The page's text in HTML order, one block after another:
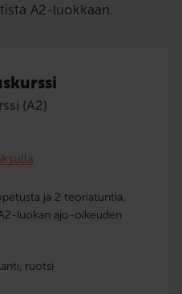
A2-luokkaan.
(A2)
ja 2 teoriatuntia,
luokan ajo-oikeuden
ruotsi